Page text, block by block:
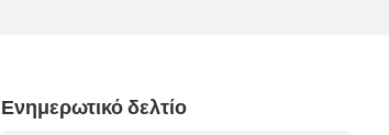
Ενημερωτικό δελτίο